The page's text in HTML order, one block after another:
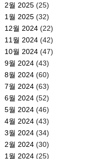
2월 2025(25)
1월 2025(32)
12월 2024(22)
11월 2024(42)
10월 2024(47)
9월 2024(43)
8월 2024(60)
7월 2024(63)
6월 2024(52)
5월 2024(46)
4월 2024(43)
3월 2024(34)
2월 2024(30)
1월 2024(25)